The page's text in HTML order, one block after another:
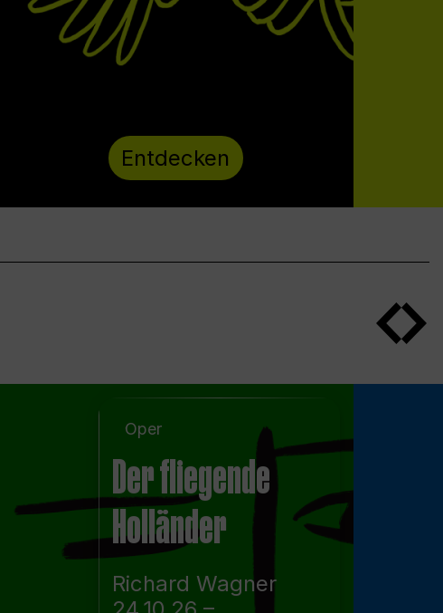
Entdecken
Oper
Der fliegende
Holländer
Richard Wagner